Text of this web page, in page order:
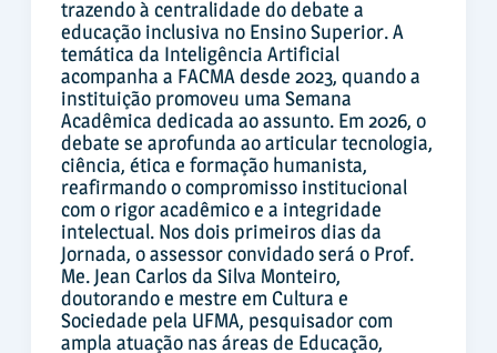
trazendo à centralidade do debate a
educação inclusiva no Ensino Superior. A
temática da Inteligência Artificial
acompanha a FACMA desde 2023, quando a
instituição promoveu uma Semana
Acadêmica dedicada ao assunto. Em 2026, o
debate se aprofunda ao articular tecnologia,
ciência, ética e formação humanista,
reafirmando o compromisso institucional
com o rigor acadêmico e a integridade
intelectual. Nos dois primeiros dias da
Jornada, o assessor convidado será o Prof.
Me. Jean Carlos da Silva Monteiro,
doutorando e mestre em Cultura e
Sociedade pela UFMA, pesquisador com
ampla atuação nas áreas de Educação,